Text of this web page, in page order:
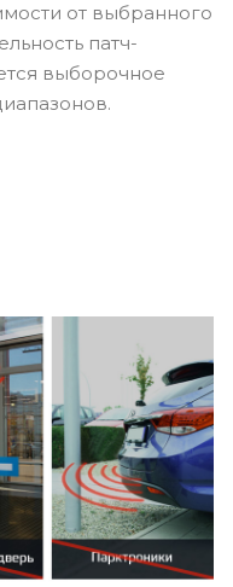
от выбранного
патч-
выборочное